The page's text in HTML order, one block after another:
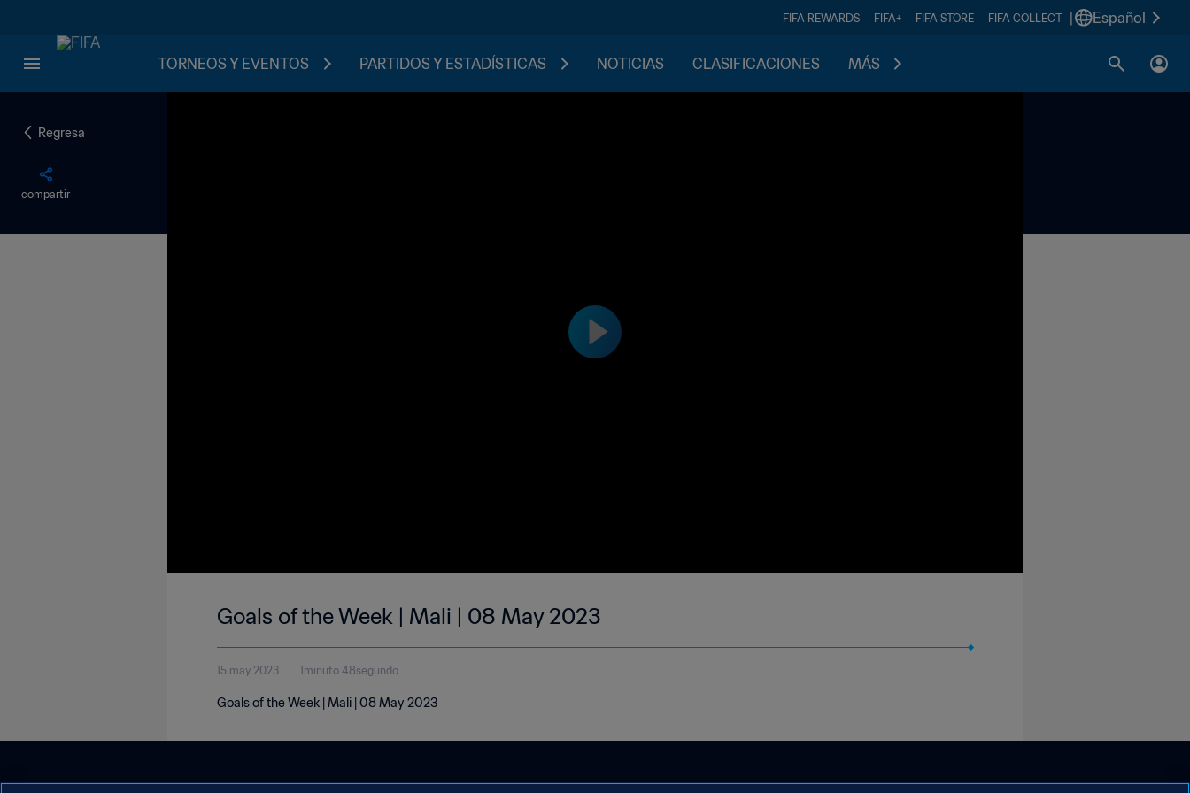
FIFA REWARDS FIFA+ FIFA STORE FIFA COLLECT Español
TORNEOS Y EVENTOS PARTIDOS Y ESTADÍSTICAS NOTICIAS CLASIFICACIONES MÁS
Regresa
compartir
Goals of the Week | Mali | 08 May 2023
15 may 2023 1minuto 48segundo
Goals of the Week | Mali | 08 May 2023